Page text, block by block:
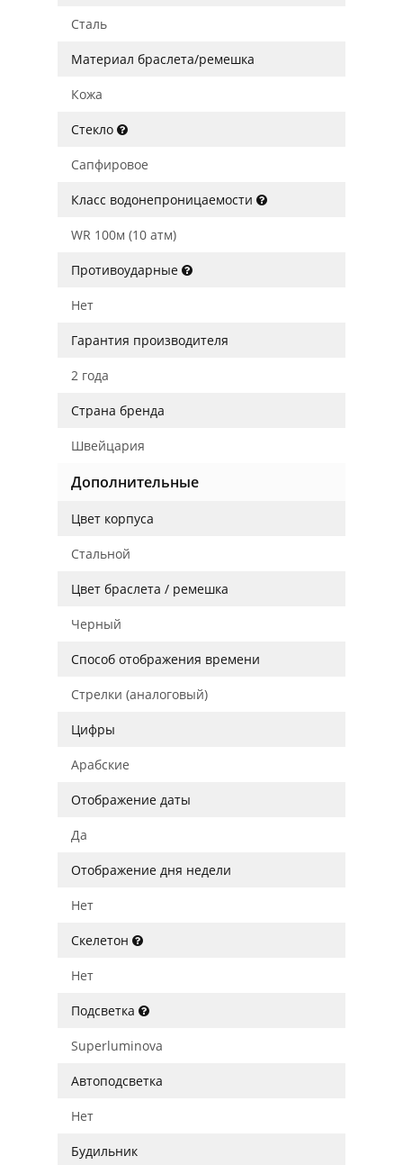
Сталь
Материал браслета/ремешка
Кожа
Стекло
Сапфировое
Класс водонепроницаемости
WR 100м (10 атм)
Противоударные
Нет
Гарантия производителя
2 года
Страна бренда
Швейцария
Дополнительные
Цвет корпуса
Стальной
Цвет браслета / ремешка
Черный
Способ отображения времени
Стрелки (аналоговый)
Цифры
Арабские
Отображение даты
Да
Отображение дня недели
Нет
Скелетон
Нет
Подсветка
Superluminova
Автоподсветка
Нет
Будильник